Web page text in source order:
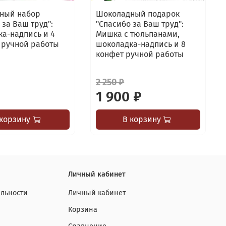
набор
Ваш труд":
надпись и 4
работы
Шоколадный подарок
"Спасибо за Ваш труд":
Мишка с тюльпанами,
шоколадка-надпись и 8
конфет ручной работы
2 250 ₽
1 900 ₽
В корзину
Личный кабинет
Личный кабинет
Корзина